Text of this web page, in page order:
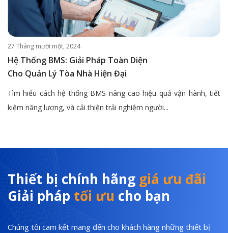
27 Tháng mười một, 2024
Hệ Thống BMS: Giải Pháp Toàn Diện
Cho Quản Lý Tòa Nhà Hiện Đại
Tìm hiểu cách hệ thống BMS nâng cao hiệu quả vận hành, tiết
kiệm năng lượng, và cải thiện trải nghiệm người...
Thiết bị chính hãng giá ưu đãi
Giải pháp tối ưu cho bạn
Chúng tôi cam kết mang đến cho khách hàng những thiết bị